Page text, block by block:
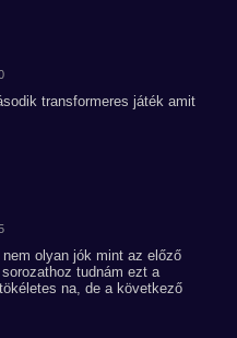
transformeres játék amit
olyan jók mint az előző
tudnám ezt a
na, de a következő